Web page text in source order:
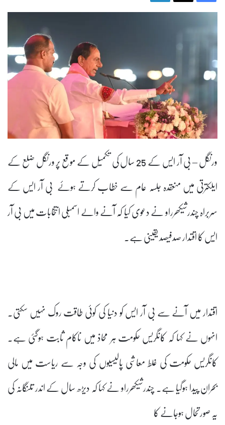
ورنگل – بی آر ایس کے 25 سال کی تکمیل کے موقع پر ورنگل ضلع کے
ایلکترتی میں منعقدہ جلسہ عام سے خطاب کرتے ہوئے بی آر ایس کے
سربراہ چندرشیکھرراو نے دعوی کیا کہ آنے والے اسمبلی انتخابات میں بی آر
ایس کا اقتدار صدفیصد یقینی ہے۔
اقتدار میں آنے سے بی آر ایس کو دنیا کی کوئی طاقت روک نہیں سکتی۔
انہوں نے کہا کہ کانگریس حکومت ہر محاذ میں ناکام ثابت ہوگئی ہے۔
کانگریس حکومت کی غلط معاشی پالیسیوں کی وجہ سے ریاست میں مالی
بحران پیدا ہوگیا ہے۔ چندرشیکھرراو نے کہا کہ دیڑھ سال کے اندر تلنگانہ کی
یہ صورتحال ہوجانے کا